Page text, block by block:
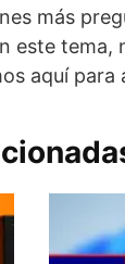
más
este tema,
aquí para